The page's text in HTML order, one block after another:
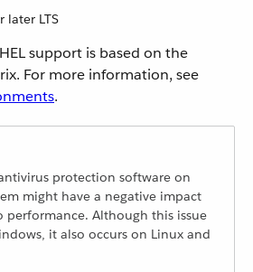
later LTS
support is based on the
For more information, see
.
protection software on
might have a negative impact
Although this issue
it also occurs on Linux and